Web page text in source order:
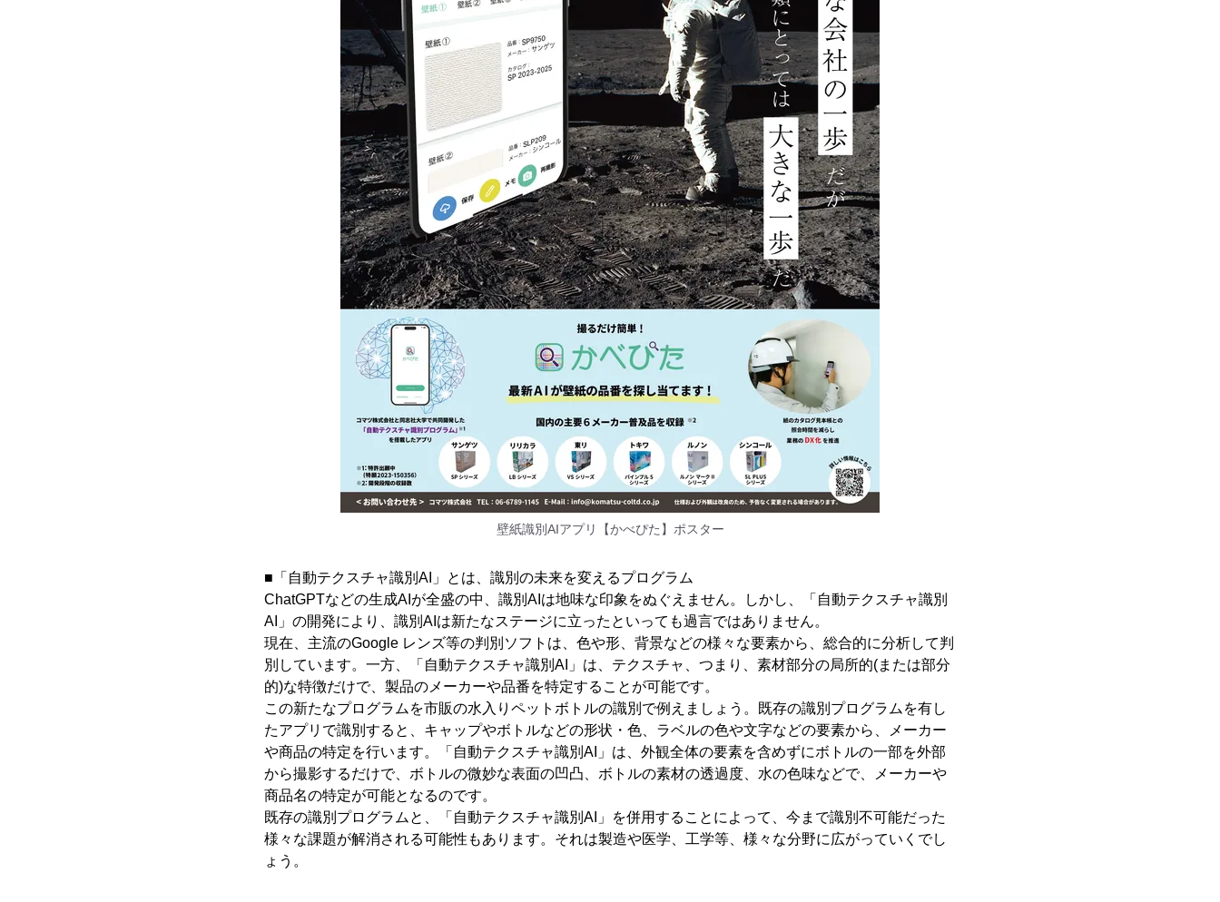
壁紙識別AIアプリ【かべぴた】ポスター
■「自動テクスチャ識別AI」とは、識別の未来を変えるプログラム
ChatGPTなどの生成AIが全盛の中、識別AIは地味な印象をぬぐえません。しかし、「自動テクスチャ識別
AI」の開発により、識別AIは新たなステージに立ったといっても過言ではありません。
現在、主流のGoogle レンズ等の判別ソフトは、色や形、背景などの様々な要素から、総合的に分析して判
別しています。一方、「自動テクスチャ識別AI」は、テクスチャ、つまり、素材部分の局所的(または部分
的)な特徴だけで、製品のメーカーや品番を特定することが可能です。
この新たなプログラムを市販の水入りペットボトルの識別で例えましょう。既存の識別プログラムを有し
たアプリで識別すると、キャップやボトルなどの形状・色、ラベルの色や文字などの要素から、メーカー
や商品の特定を行います。「自動テクスチャ識別AI」は、外観全体の要素を含めずにボトルの一部を外部
から撮影するだけで、ボトルの微妙な表面の凹凸、ボトルの素材の透過度、水の色味などで、メーカーや
商品名の特定が可能となるのです。
既存の識別プログラムと、「自動テクスチャ識別AI」を併用することによって、今まで識別不可能だった
様々な課題が解消される可能性もあります。それは製造や医学、工学等、様々な分野に広がっていくでし
ょう。